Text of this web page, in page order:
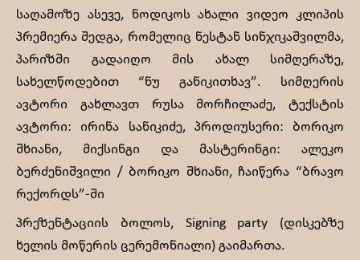
საღამოზე ასევე, ნოდიკოს ახალი ვიდეო კლიპის
პრემიერა შედგა, რომელიც ნესტან სინჯიკაშვილმა,
პარიზში გადაიღო მის ახალ სიმღერაზე,
სახელწოდებით “ნუ განიკითხავ”. სიმღერის
ავტორი გახლავთ რუსა მორჩილაძე, ტექსტის
ავტორი: ირინა სანიკიძე, პროდიუსერი: ბორიკო
შხიანი, მიქსინგი და მასტერინგი: ალეკო
ბერძენიშვილი / ბორიკო შხიანი, ჩაიწერა “ბრავო
რექორდს”-ში
პრეზენტაციის ბოლოს, Signing party (დისკებზე
ხელის მოწერის ცერემონიალი) გაიმართა.